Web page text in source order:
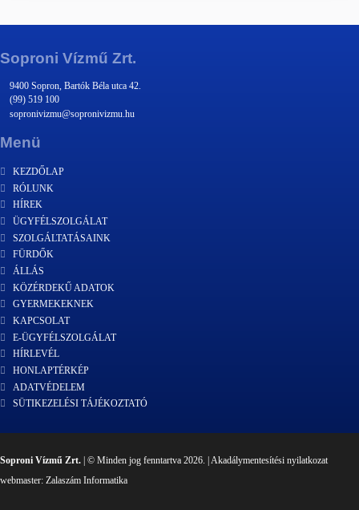
Soproni Vízmű Zrt.
9400 Sopron, Bartók Béla utca 42.
(99) 519 100
sopronivizmu@sopronivizmu.hu
Menü
KEZDŐLAP
RÓLUNK
HÍREK
ÜGYFÉLSZOLGÁLAT
SZOLGÁLTATÁSAINK
FÜRDŐK
ÁLLÁS
KÖZÉRDEKŰ ADATOK
GYERMEKEKNEK
KAPCSOLAT
E-ÜGYFÉLSZOLGÁLAT
HÍRLEVÉL
HONLAPTÉRKÉP
ADATVÉDELEM
SÜTIKEZELÉSI TÁJÉKOZTATÓ
Soproni Vízmű Zrt. | © Minden jog fenntartva 2026. | Akadálymentesítési nyilatkozat
webmaster: Zalaszám Informatika